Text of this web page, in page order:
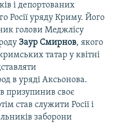
і депортованих
Росії уряду Криму. Його
голови Меджлісу
Заур Смирнов, якого
татар у квітні
в уряді Аксьонова.
призупинив своє
став служити Росії і
заборони